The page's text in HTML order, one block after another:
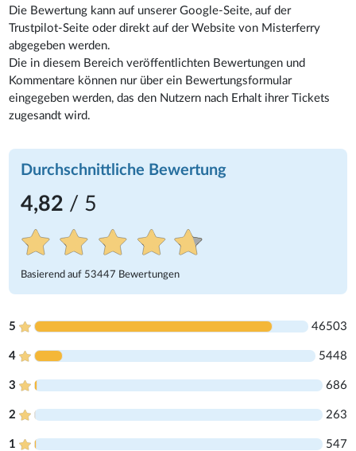
Die Bewertung kann auf unserer Google-Seite, auf der
Trustpilot-Seite oder direkt auf der Website von Misterferry
abgegeben werden.
Die in diesem Bereich veröffentlichten Bewertungen und
Kommentare können nur über ein Bewertungsformular
eingegeben werden, das den Nutzern nach Erhalt ihrer Tickets
zugesandt wird.
Durchschnittliche Bewertung
4,82 / 5
Basierend auf 53447 Bewertungen
5 46503
4 5448
3 686
2 263
1 547